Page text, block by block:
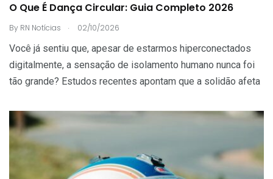
O Que É Dança Circular: Guia Completo 2026
By RN Notícias . 02/10/2026
Você já sentiu que, apesar de estarmos hiperconectados
digitalmente, a sensação de isolamento humano nunca foi
tão grande? Estudos recentes apontam que a solidão afeta